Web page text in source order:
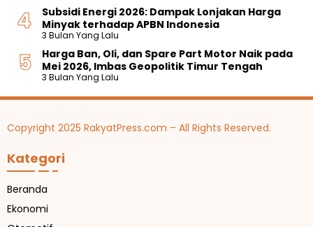
Subsidi Energi 2026: Dampak Lonjakan Harga
Minyak terhadap APBN Indonesia
3 Bulan Yang Lalu
Harga Ban, Oli, dan Spare Part Motor Naik pada
Mei 2026, Imbas Geopolitik Timur Tengah
3 Bulan Yang Lalu
Copyright 2025 RakyatPress.com – All Rights Reserved.
Kategori
Beranda
Ekonomi